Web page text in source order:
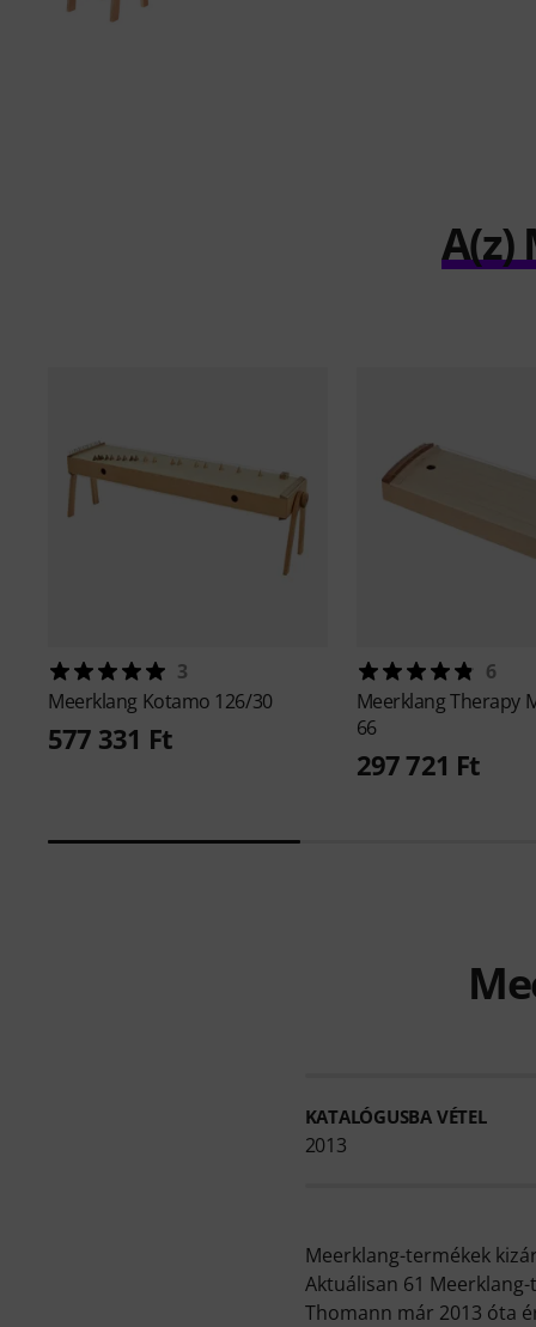
A(z)
3
Meerklang Kotamo 126/30
577 331 Ft
6
MeerklangTherapy
66
297 721 Ft
KATALÓGUSBA VÉTEL
2013
Meerklang-termékek
Aktuálisan 61
Thomann már 2013 óta